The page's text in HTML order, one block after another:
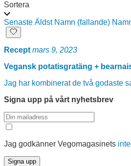
Sortera
Senaste Äldst Namn (fallande)
Recept mars 9, 2023
Vegansk potatisgratäng +
Jag har kombinerat de två godaste
Signa upp på vårt nyhetsbrev
Jag godkänner Vegomagasinets
Signa upp